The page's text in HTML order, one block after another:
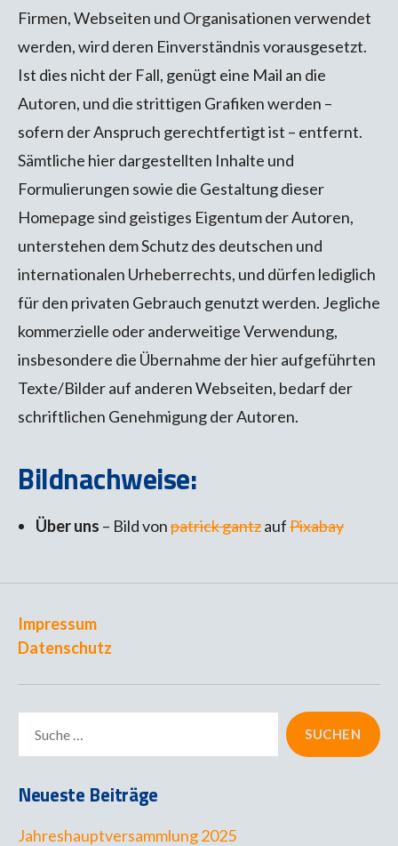
Firmen, Webseiten und Organisationen verwendet
werden, wird deren Einverständnis vorausgesetzt.
Ist dies nicht der Fall, genügt eine Mail an die
Autoren, und die strittigen Grafiken werden –
sofern der Anspruch gerechtfertigt ist – entfernt.
Sämtliche hier dargestellten Inhalte und
Formulierungen sowie die Gestaltung dieser
Homepage sind geistiges Eigentum der Autoren,
unterstehen dem Schutz des deutschen und
internationalen Urheberrechts, und dürfen lediglich
für den privaten Gebrauch genutzt werden. Jegliche
kommerzielle oder anderweitige Verwendung,
insbesondere die Übernahme der hier aufgeführten
Texte/Bilder auf anderen Webseiten, bedarf der
schriftlichen Genehmigung der Autoren.
Bildnachweise:
Über uns – Bild vonpatrick gantzaufPixabay
Impressum
Datenschutz
nach:
Neueste Beiträge
Jahreshauptversammlung 2025